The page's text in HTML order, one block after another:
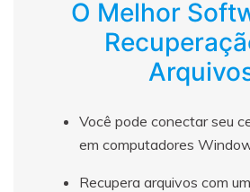
O Melhor
Você pode conectar seu
em computadores
Recupera arquivos com